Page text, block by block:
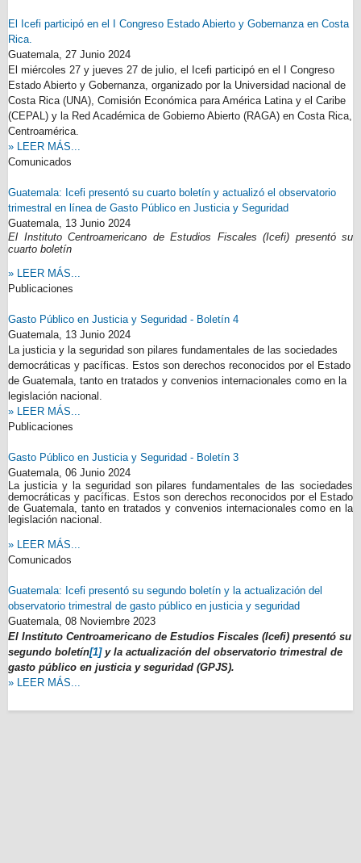
El Icefi participó en el I Congreso Estado Abierto y Gobernanza en Costa
Rica.
Guatemala, 27 Junio 2024
El miércoles 27 y jueves 27 de julio, el Icefi participó en el I Congreso
Estado Abierto y Gobernanza, organizado por la Universidad nacional de
Costa Rica (UNA), Comisión Económica para América Latina y el Caribe
(CEPAL) y la Red Académica de Gobierno Abierto (RAGA) en Costa Rica,
Centroamérica.
» LEER MÁS...
Comunicados
Guatemala: Icefi presentó su cuarto boletín y actualizó el observatorio
trimestral en línea de Gasto Público en Justicia y Seguridad
Guatemala, 13 Junio 2024
El Instituto Centroamericano de Estudios Fiscales (Icefi) presentó su
cuarto boletín
» LEER MÁS...
Publicaciones
Gasto Público en Justicia y Seguridad - Boletín 4
Guatemala, 13 Junio 2024
La justicia y la seguridad son pilares fundamentales de las sociedades
democráticas y pacíficas. Estos son derechos reconocidos por el Estado
de Guatemala, tanto en tratados y convenios internacionales como en la
legislación nacional.
» LEER MÁS...
Publicaciones
Gasto Público en Justicia y Seguridad - Boletín 3
Guatemala, 06 Junio 2024
La justicia y la seguridad son pilares fundamentales de las sociedades
democráticas y pacíficas. Estos son derechos reconocidos por el Estado
de Guatemala, tanto en tratados y convenios internacionales como en la
legislación nacional.
» LEER MÁS...
Comunicados
Guatemala: Icefi presentó su segundo boletín y la actualización del
observatorio trimestral de gasto público en justicia y seguridad
Guatemala, 08 Noviembre 2023
El Instituto Centroamericano de Estudios Fiscales (Icefi) presentó su
segundo boletín[1]y la actualización del observatorio trimestral de
gasto público en justicia y seguridad (GPJS).
» LEER MÁS...